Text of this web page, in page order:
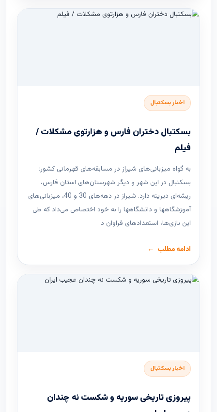
اخبار بسکتبال
بسكتبال دختران فارس و هزارتوى مشكلات /
فیلم
به گواه میزبانی‌های شیراز در مسابقه‌های قهرمانی کشور؛
بسکتبال در این شهر و دیگر شهرستان‌های استان فارس،
ریشه‌ای دیرینه دارد. شیراز در دهه‌های 30 و 40، میزبانی‌های
آموزشگاهها و دانشگاهها را به خود اختصاص می‌داد که طی
این بازی‌ها، استعدادهای فراوان د
ادامه مطلب
اخبار بسکتبال
پیروزی تاریخی سوریه و شکست نه چندان